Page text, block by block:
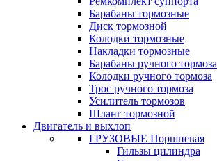
Барабаны тормозные
Диск тормозной
Колодки тормозные
Накладки тормозные
Барабаны ручного тормоза
Колодки ручного тормоза
Трос ручного тормоза
Усилитель тормозов
Шланг тормозной
Двигатель и выхлоп
ГРУЗОВЫЕ Поршневая
Гильзы цилиндра